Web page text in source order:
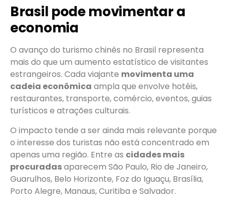
Brasil pode movimentar a
economia
O avanço do turismo chinês no Brasil representa
mais do que um aumento estatístico de visitantes
estrangeiros. Cada viajante movimenta uma
cadeia econômica ampla que envolve hotéis,
restaurantes, transporte, comércio, eventos, guias
turísticos e atrações culturais.
O impacto tende a ser ainda mais relevante porque
o interesse dos turistas não está concentrado em
apenas uma região. Entre as cidades mais
procuradasaparecem São Paulo, Rio de Janeiro,
Guarulhos, Belo Horizonte, Foz do Iguaçu, Brasília,
Porto Alegre, Manaus, Curitiba e Salvador.